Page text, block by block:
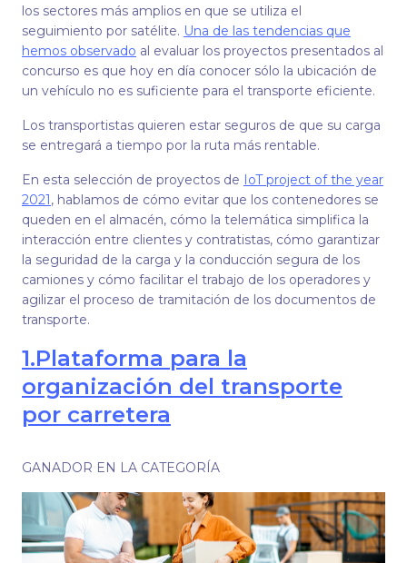
los sectores más amplios en que se utiliza el
seguimiento por satélite. Una de las tendencias que
hemos observado al evaluar los proyectos presentados al
concurso es que hoy en día conocer sólo la ubicación de
un vehículo no es suficiente para el transporte eficiente.
Los transportistas quieren estar seguros de que su carga
se entregará a tiempo por la ruta más rentable.
En esta selección de proyectos de IoT project of the year
2021, hablamos de cómo evitar que los contenedores se
queden en el almacén, cómo la telemática simplifica la
interacción entre clientes y contratistas, cómo garantizar
la seguridad de la carga y la conducción segura de los
camiones y cómo facilitar el trabajo de los operadores y
agilizar el proceso de tramitación de los documentos de
transporte.
1.Plataforma para la
organización del transporte
por carretera
GANADOR EN LA CATEGORÍA